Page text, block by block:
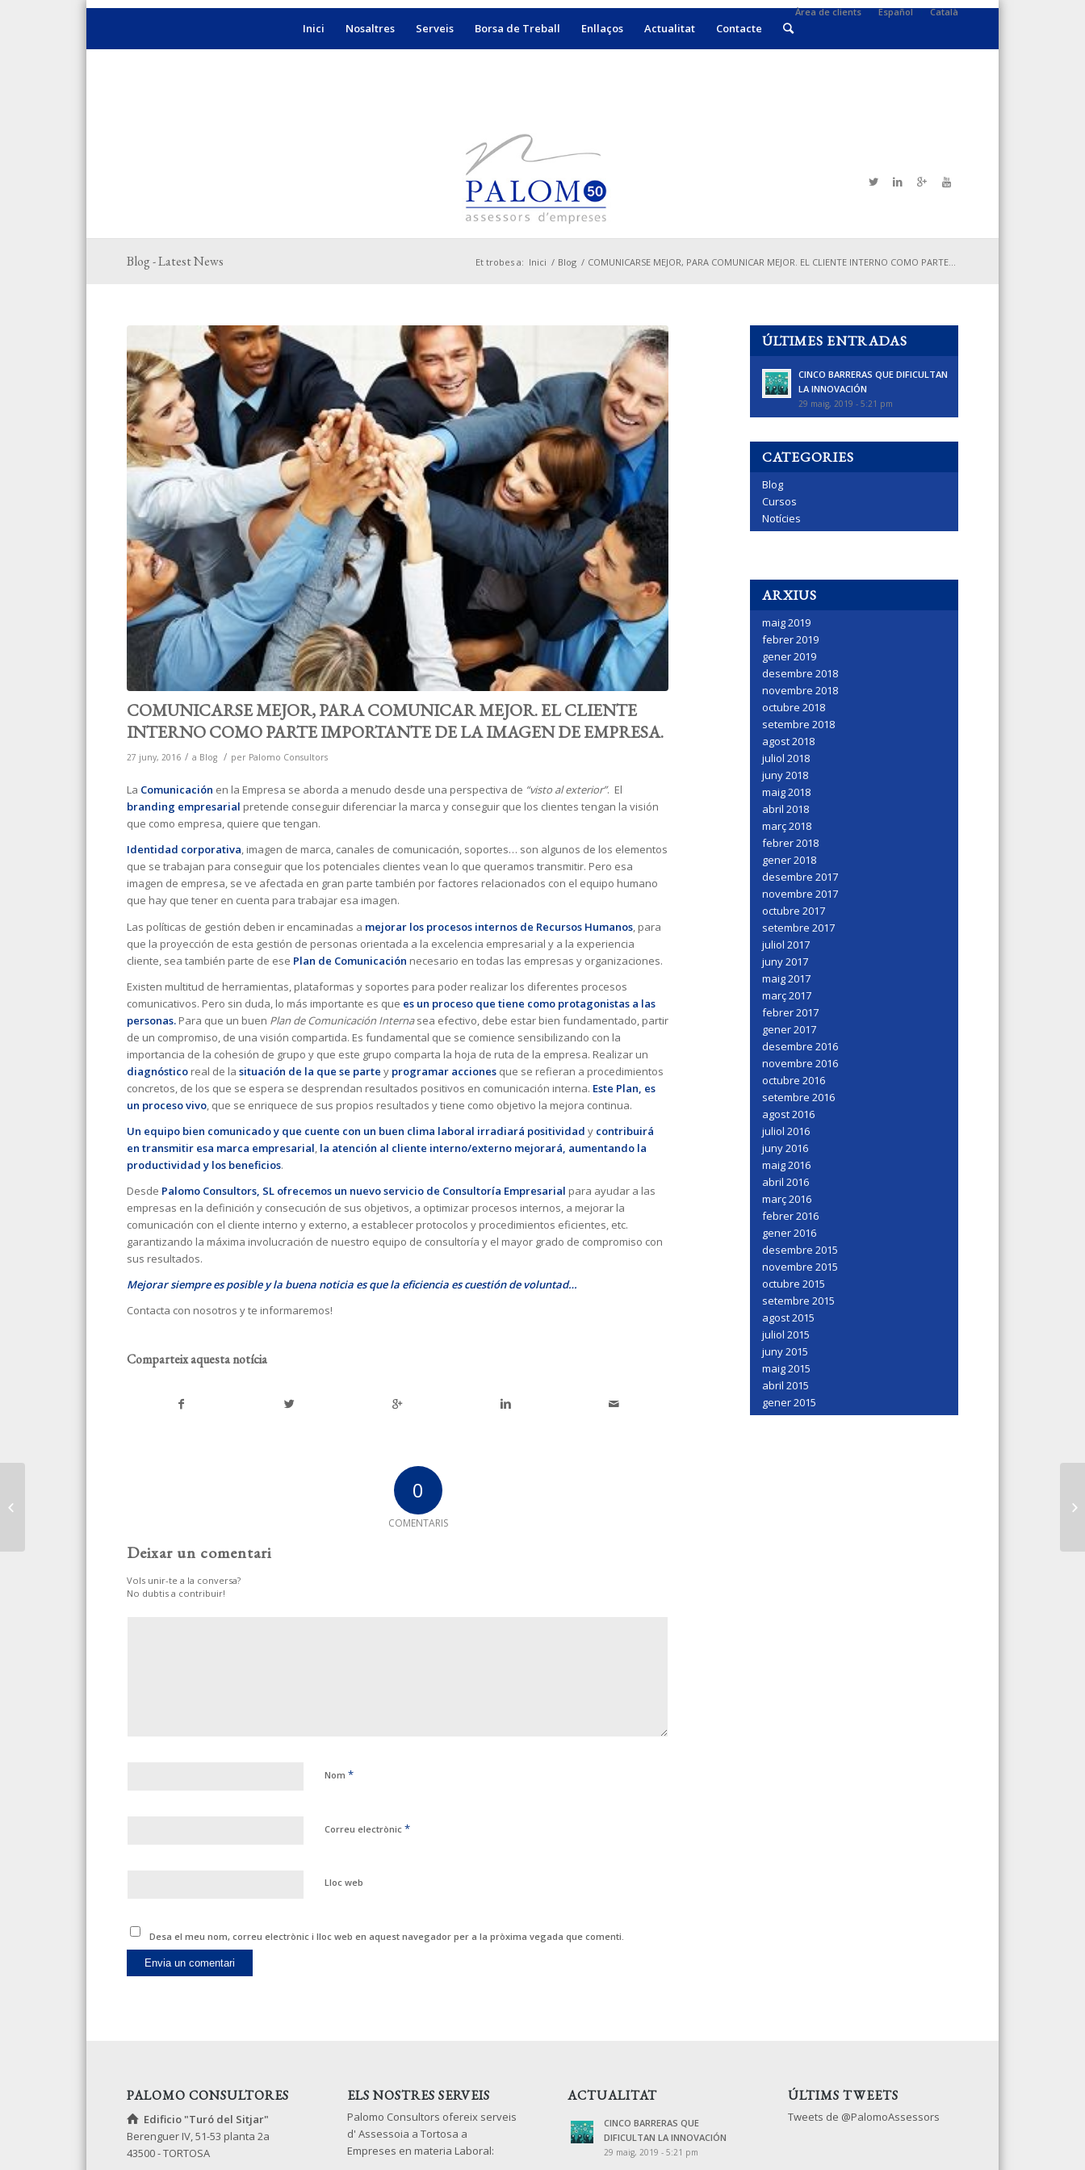
Àrea de clients Español Català
Inici Nosaltres Serveis Borsa de Treball Enllaços Actualitat Contacte
Blog - Latest News Et trobes a: Inici / Blog / COMUNICARSE MEJOR, PARA COMUNICAR MEJOR. EL CLIENTE INTERNO COMO PARTE...
COMUNICARSE MEJOR, PARA COMUNICAR MEJOR. EL CLIENTE
INTERNO COMO PARTE IMPORTANTE DE LA IMAGEN DE EMPRESA.
27 juny, 2016 / a Blog / per Palomo Consultors
La Comunicación en la Empresa se aborda a menudo desde una perspectiva de “visto al exterior”. El
branding empresarial pretende conseguir diferenciar la marca y conseguir que los clientes tengan la visión
que como empresa, quiere que tengan.
Identidad corporativa, imagen de marca, canales de comunicación, soportes… son algunos de los elementos
que se trabajan para conseguir que los potenciales clientes vean lo que queramos transmitir. Pero esa
imagen de empresa, se ve afectada en gran parte también por factores relacionados con el equipo humano
que hay que tener en cuenta para trabajar esa imagen.
Las políticas de gestión deben ir encaminadas a mejorar los procesos internos de Recursos Humanos , para
que la proyección de esta gestión de personas orientada a la excelencia empresarial y a la experiencia
cliente, sea también parte de ese Plan de Comunicación necesario en todas las empresas y organizaciones.
Existen multitud de herramientas, plataformas y soportes para poder realizar los diferentes procesos
comunicativos. Pero sin duda, lo más importante es que es un proceso que tiene como protagonistas a las
personas. Para que un buen Plan de Comunicación Internasea efectivo, debe estar bien fundamentado, partir
de un compromiso, de una visión compartida. Es fundamental que se comience sensibilizando con la
importancia de la cohesión de grupo y que este grupo comparta la hoja de ruta de la empresa. Realizar un
diagnóstico real de la situación de la que se parte y programar acciones que se refieran a procedimientos
concretos, de los que se espera se desprendan resultados positivos en comunicación interna. Este Plan, es
un proceso vivo , que se enriquece de sus propios resultados y tiene como objetivo la mejora continua.
Un equipo bien comunicado y que cuente con un buen clima laboral irradiará positividad y contribuirá
en transmitir esa marca empresarial, la atención al cliente interno/externo mejorará, aumentando la
productividad y los beneficios.
Desde Palomo Consultors, SL ofrecemos un nuevo servicio de Consultoría Empresarial para ayudar a las
empresas en la definición y consecución de sus objetivos, a optimizar procesos internos, a mejorar la
comunicación con el cliente interno y externo, a establecer protocolos y procedimientos eficientes, etc.
garantizando la máxima involucración de nuestro equipo de consultoría y el mayor grado de compromiso con
sus resultados.
Mejorar siempre es posible y la buena noticia es que la eficiencia es cuestión de voluntad…
Contacta con nosotros y te informaremos!
Comparteix aquesta notícia
0
COMENTARIS
Deixar un comentari
Vols unir-te a la conversa?
No dubtis a contribuir!
Nom *
Correu electrònic *
Lloc web
Desa el meu nom, correu electrònic i lloc web en aquest navegador per a la pròxima vegada que comenti.
ÚLTIMES ENTRADAS
CINCO BARRERAS QUE DIFICULTAN
LA INNOVACIÓN
29 maig, 2019 - 5:21 pm
CATEGORIES
Blog
Cursos
Notícies
ARXIUS
maig 2019
febrer 2019
gener 2019
desembre 2018
novembre 2018
octubre 2018
setembre 2018
agost 2018
juliol 2018
juny 2018
maig 2018
abril 2018
març 2018
febrer 2018
gener 2018
desembre 2017
novembre 2017
octubre 2017
setembre 2017
juliol 2017
juny 2017
maig 2017
març 2017
febrer 2017
gener 2017
desembre 2016
novembre 2016
octubre 2016
setembre 2016
agost 2016
juliol 2016
juny 2016
maig 2016
abril 2016
març 2016
febrer 2016
gener 2016
desembre 2015
novembre 2015
octubre 2015
setembre 2015
agost 2015
juliol 2015
juny 2015
maig 2015
abril 2015
gener 2015
PALOMO CONSULTORES
Edificio "Turó del Sitjar"
Berenguer IV, 51-53 planta 2a
43500 - TORTOSA
ELS NOSTRES SERVEIS
Palomo Consultors ofereix serveis
d' Assessoia a Tortosa a
Empreses en materia Laboral:
ACTUALITAT
CINCO BARRERAS QUE
DIFICULTAN LA INNOVACIÓN
29 maig, 2019 - 5:21 pm
ÚLTIMS TWEETS
Tweets de @PalomoAssessors